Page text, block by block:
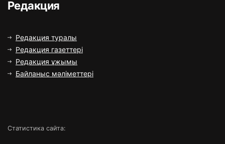
Редакция
Редакция туралы
Редакция газеттері
Редакция ұжымы
Байланыс мәліметтері
Статистика сайта: